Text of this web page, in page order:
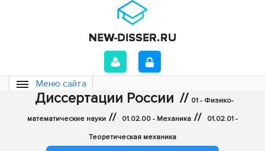
Меню сайта
Диссертации России // 01 - Физико-
математические науки // 01.02.00 - Механика // 01.02.01 -
Теоретическая механика